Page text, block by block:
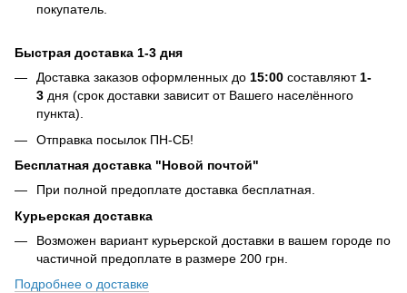
покупатель.
Быстрая доставка 1-3 дня
Доставка заказов оформленных до 15:00 составляют1-
3 дня (срок доставки зависит от Вашего населённого
пункта).
Отправка посылок ПН-СБ!
Бесплатная доставка "Новой почтой"
При полной предоплате доставка бесплатная.
Курьерская доставка
Возможен вариант курьерской доставки в вашем городе по
частичной предоплате в размере 200 грн.
Подробнее о доставке